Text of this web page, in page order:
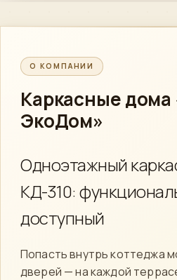
О КОМПАНИИ
Каркасные дома
ЭкоДом»
Одноэтажный
КД-310:
доступный
Попасть внутрь коттеджа
дверей — на каждой